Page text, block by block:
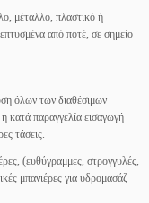
μέταλλο, πλαστικό ή
από ποτέ, σε σημείο
όλων των διαθέσιμων
κατά παραγγελία εισαγωγή
τάσεις.
(ευθύγραμμες, στρογγυλές,
μπανιέρες για υδρομασάζ